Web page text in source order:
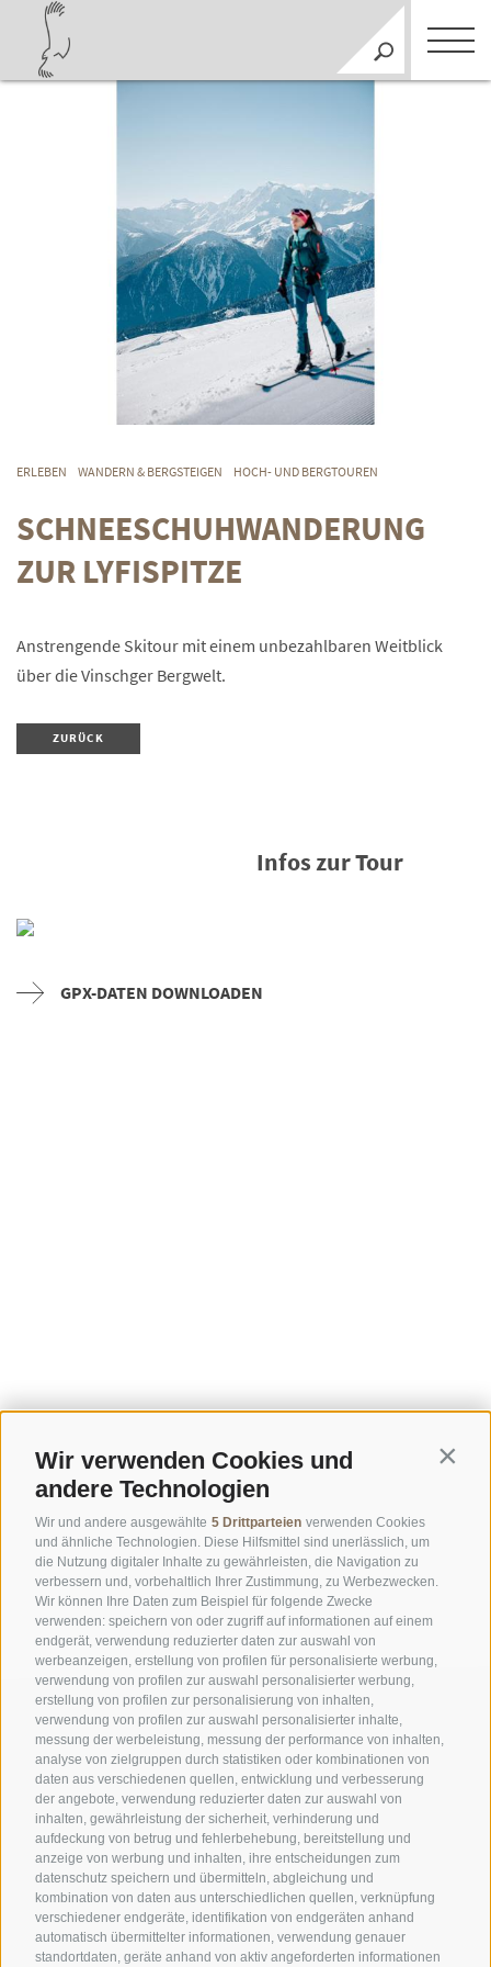
Wir verwenden Cookies und
andere Technologien
Wir und andere ausgewählte 5 Drittparteien verwenden Cookies
und ähnliche Technologien. Diese Hilfsmittel sind unerlässlich, um
die Nutzung digitaler Inhalte zu gewährleisten, die Navigation zu
verbessern und, vorbehaltlich Ihrer Zustimmung, zu Werbezwecken.
Wir können Ihre Daten zum Beispiel für folgende Zwecke
verwenden: speichern von oder zugriff auf informationen auf einem
endgerät, verwendung reduzierter daten zur auswahl von
werbeanzeigen, erstellung von profilen für personalisierte werbung,
verwendung von profilen zur auswahl personalisierter werbung,
erstellung von profilen zur personalisierung von inhalten,
verwendung von profilen zur auswahl personalisierter inhalte,
messung der werbeleistung, messung der performance von inhalten,
analyse von zielgruppen durch statistiken oder kombinationen von
daten aus verschiedenen quellen, entwicklung und verbesserung
der angebote, verwendung reduzierter daten zur auswahl von
inhalten, gewährleistung der sicherheit, verhinderung und
aufdeckung von betrug und fehlerbehebung, bereitstellung und
anzeige von werbung und inhalten, ihre entscheidungen zum
datenschutz speichern und übermitteln, abgleichung und
kombination von daten aus unterschiedlichen quellen, verknüpfung
verschiedener endgeräte, identifikation von endgeräten anhand
automatisch übermittelter informationen, verwendung genauer
standortdaten, geräte anhand von aktiv angeforderten informationen
ERLEBEN WANDERN & BERGSTEIGEN HOCH- UND BERGTOUREN
SCHNEESCHUHWANDERUNG
ZUR LYFISPITZE
Anstrengende Skitour mit einem unbezahlbaren Weitblick
über die Vinschger Bergwelt.
ZURÜCK
Infos zur Tour
GPX-DATEN DOWNLOADEN
AMT FÜR DEN NATIONALPARK STILFSERJOCH
SOCIAL-MEDIA-RICHTLINIEN | IMPRESSUM | SITEMAP | COOKIE-RICHTLINIE
PRIVACY | Cookie Präferenzen